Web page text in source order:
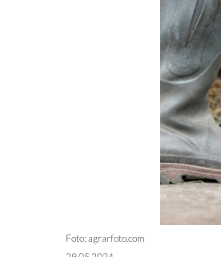
Foto: agrarfoto.com